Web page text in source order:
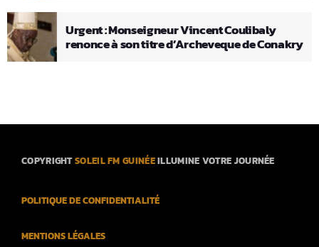
Urgent : Monseigneur Vincent Coulibaly
renonce à son titre d’Archeveque de Conakry
COPYRIGHTSOLEIL FM GUINÉEILLUMINE VOTRE JOURNÉE
POLITIQUE DE CONFIDENTIALITÉ
MENTIONS LÉGALES